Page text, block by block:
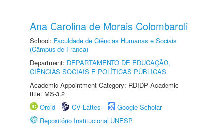
Ana Carolina de Morais Colombaroli
School: Faculdade de Ciências Humanas e Sociais
(Câmpus de Franca)
Department: DEPARTAMENTO DE EDUCAÇÃO,
CIÊNCIAS SOCIAIS E POLÍTICAS PÚBLICAS
Academic Appointment Category: RDIDP Academic
title: MS-3.2
Orcid
CV Lattes
Google Scholar
Repositório Institucional UNESP